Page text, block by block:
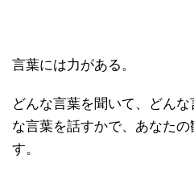
言葉には力がある。
どんな言葉を聞いて、どん
な言葉を話すかで、あなた
す。